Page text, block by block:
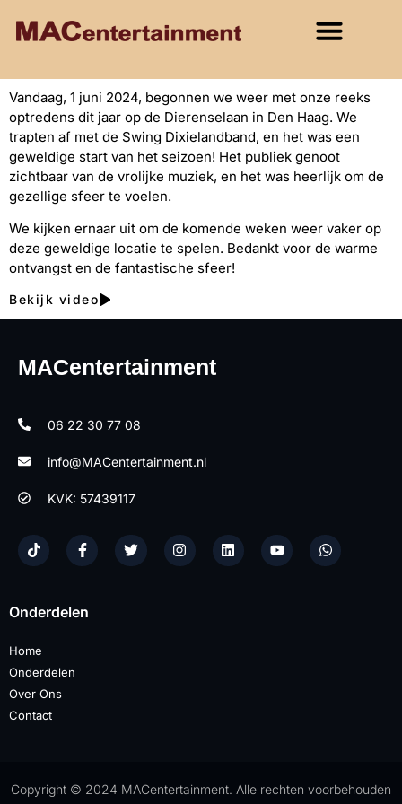
Vandaag, 1 juni 2024, begonnen we weer met onze reeks
optredens dit jaar op de Dierenselaan in Den Haag. We
trapten af met de Swing Dixielandband, en het was een
geweldige start van het seizoen! Het publiek genoot
zichtbaar van de vrolijke muziek, en het was heerlijk om de
gezellige sfeer te voelen.
We kijken ernaar uit om de komende weken weer vaker op
deze geweldige locatie te spelen. Bedankt voor de warme
ontvangst en de fantastische sfeer!
Bekijk video
MACentertainment
06 22 30 77 08
info@MACentertainment.nl
KVK: 57439117
Onderdelen
Home
Onderdelen
Over Ons
Contact
Copyright © 2024 MACentertainment. Alle rechten voorbehouden